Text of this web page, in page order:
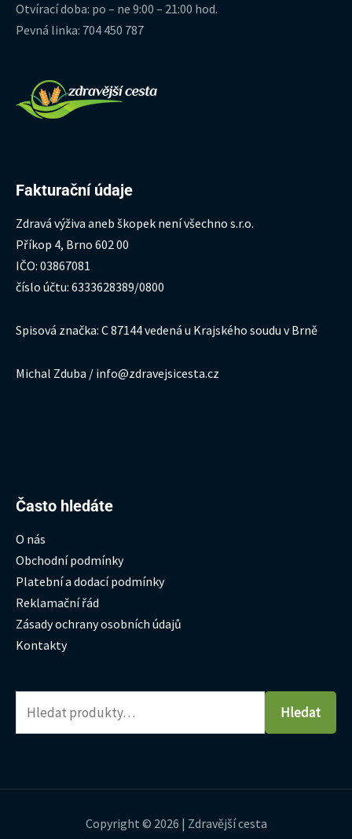
Otvírací doba: po – ne 9:00 – 21:00 hod.
Pevná linka: 704 450 787
Fakturační údaje
Zdravá výživa aneb škopek není všechno s.r.o.
Příkop 4, Brno 602 00
IČO: 03867081
číslo účtu: 6333628389/0800
Spisová značka: C 87144 vedená u Krajského soudu v Brně
Michal Zduba / info@zdravejsicesta.cz
Často hledáte
O nás
Obchodní podmínky
Platební a dodací podmínky
Reklamační řád
Zásady ochrany osobních údajů
Kontakty
Hledat:
Hledat
Copyright © 2026 | Zdravější cesta